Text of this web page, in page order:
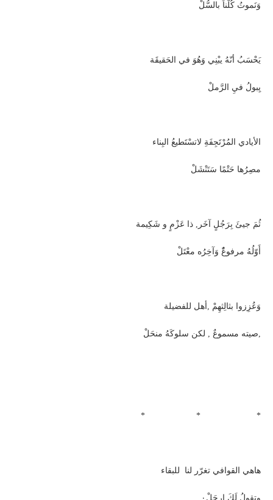
وَنَموتُ كُلُّناَ بالسُّلْ
يَحْسَبُ أنّهُ يبْنِي وَهُوَ في الحَقيقَة
يِبولُ فيِ الرَّملْ
الأيادي المُرْتَجِفَةِ لاتسْتَطيعُ البِناء
مصِرُها حَتْمًا سَتَنْشَلْ
ثُمَ جيئَ بِرَجُلٍ آخَر, ذا عَزْمٍ و شَكِيمة
أَوّلُهُ مرفوعًٌ وَآخِرُه معْتَلْ
وَعُزِزوا بثالِثهِمْ ,أهل للفضيلة
صيته مسموعٌ , لكن سلوكَهُ منحَلْ,
* * *
هاهي القوافي تغرّر لنا للبقاء
وتقولُ لَكَ ارحَلْ٠